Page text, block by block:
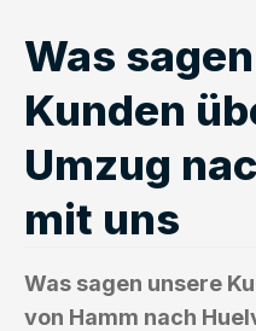
Was
Kunden
Umzug
mit uns
Was sagen unsere
von Hamm nach